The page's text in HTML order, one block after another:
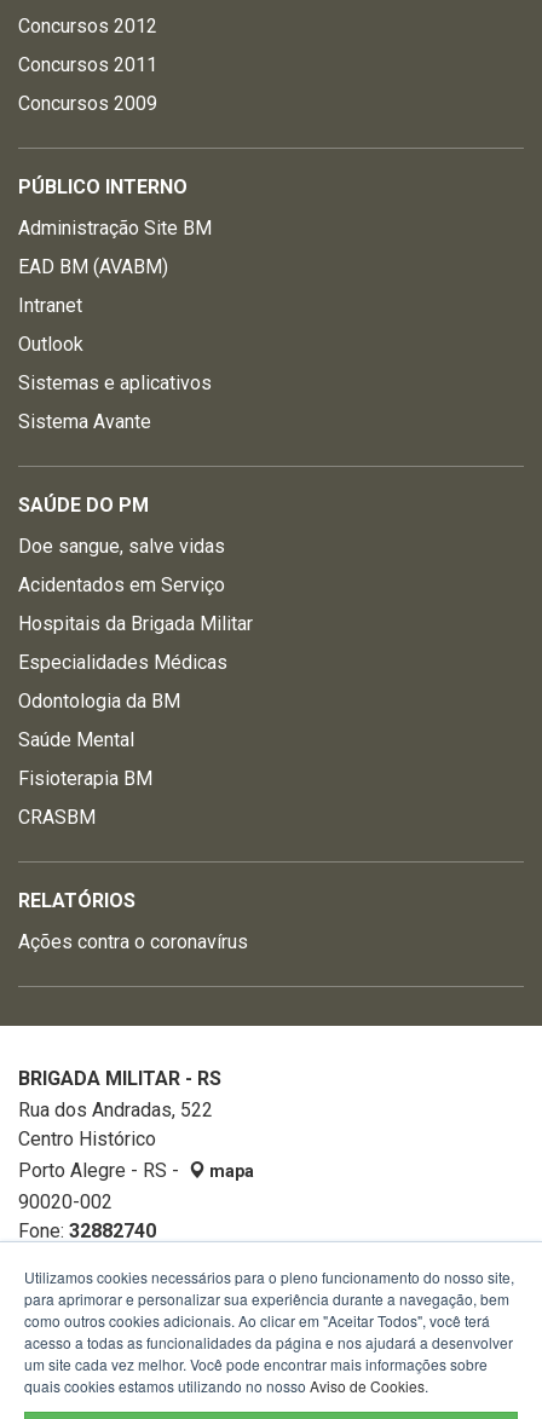
Concursos 2012
Concursos 2011
Concursos 2009
PÚBLICO INTERNO
Administração Site BM
EAD BM (AVABM)
Intranet
Outlook
Sistemas e aplicativos
Sistema Avante
SAÚDE DO PM
Doe sangue, salve vidas
Acidentados em Serviço
Hospitais da Brigada Militar
Especialidades Médicas
Odontologia da BM
Saúde Mental
Fisioterapia BM
CRASBM
RELATÓRIOS
Ações contra o coronavírus
BRIGADA MILITAR - RS
Rua dos Andradas, 522
Centro Histórico
Porto Alegre - RS -
mapa
90020-002
Fone: 32882740
Utilizamos cookies necessários para o pleno funcionamento do nosso site,
para aprimorar e personalizar sua experiência durante a navegação, bem
como outros cookies adicionais. Ao clicar em "Aceitar Todos", você terá
acesso a todas as funcionalidades da página e nos ajudará a desenvolver
um site cada vez melhor. Você pode encontrar mais informações sobre
quais cookies estamos utilizando no nosso Aviso de Cookies.